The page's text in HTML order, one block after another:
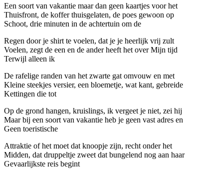
Een soort van vakantie maar dan geen kaartjes voor het
Thuisfront, de koffer thuisgelaten, de poes gewoon op
Schoot, drie minuten in de achtertuin om de
Regen door je shirt te voelen, dat je je heerlijk vrij zult
Voelen, zegt de een en de ander heeft het over Mijn tijd
Terwijl alleen ik
De rafelige randen van het zwarte gat omvouw en met
Kleine steekjes versier, een bloemetje, wat kant, gebreide
Kettingen die tot
Op de grond hangen, kruislings, ik vergeet je niet, zei hij
Maar bij een soort van vakantie heb je geen vast adres en
Geen toeristische
Attraktie of het moet dat knoopje zijn, recht onder het
Midden, dat druppeltje zweet dat bungelend nog aan haar
Gevaarlijkste reis begint